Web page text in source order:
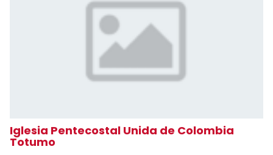
Iglesia Pentecostal Unida de Colombia
Totumo